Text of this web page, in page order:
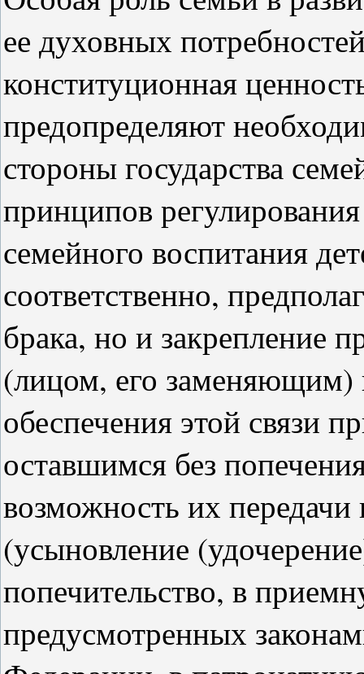
ее духовных
конституционная
предопределяют
стороны государства
принципов
семейного воспитания
соответственно,
брака, но и закрепление
(лицом, его заменяющим)
обеспечения этой связи
оставшимся без
возможность их
(усыновление
попечительство, в
предусмотренных